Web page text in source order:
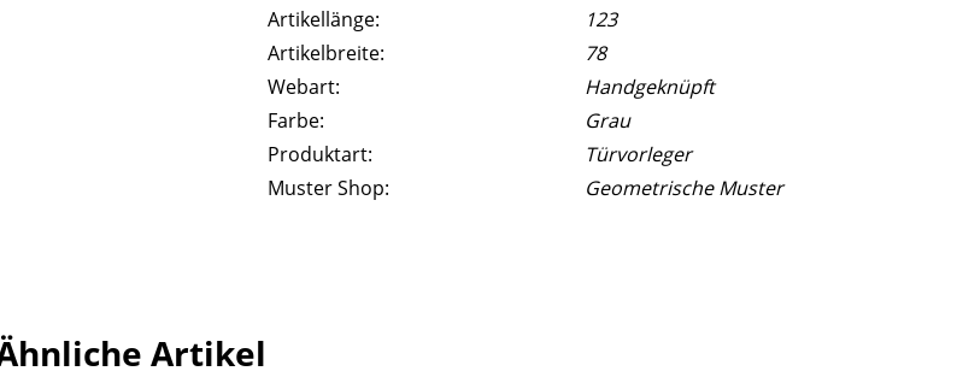
Artikellänge:
123
Artikelbreite:
78
Webart:
Handgeknüpft
Farbe:
Grau
Produktart:
Türvorleger
Muster Shop:
Geometrische Muster
Artikel